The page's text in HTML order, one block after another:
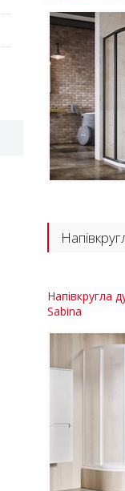
Напівкругла
Sabina